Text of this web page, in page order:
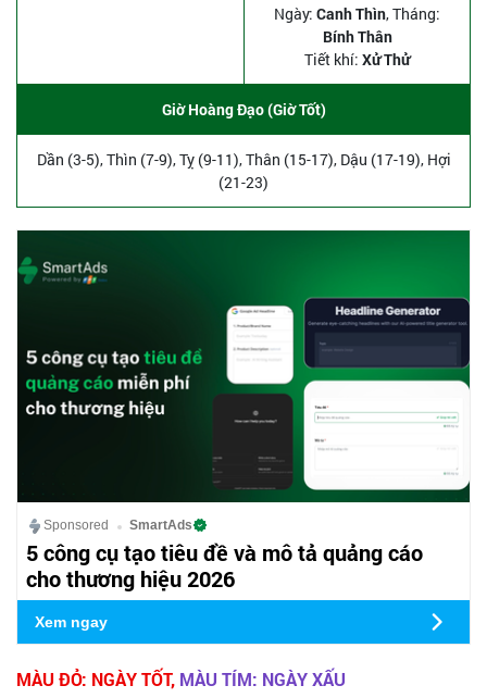
Ngày: Canh Thìn, Tháng:
Bính Thân
Tiết khí: Xử Thử
Giờ Hoàng Đạo (Giờ Tốt)
Dần (3-5), Thìn (7-9), Tỵ (9-11), Thân (15-17), Dậu (17-19), Hợi
(21-23)
Sponsored SmartAds
5 công cụ tạo tiêu đề và mô tả quảng cáo
cho thương hiệu 2026
Xem ngay
MÀU ĐỎ: NGÀY TỐT, MÀU TÍM: NGÀY XẤU